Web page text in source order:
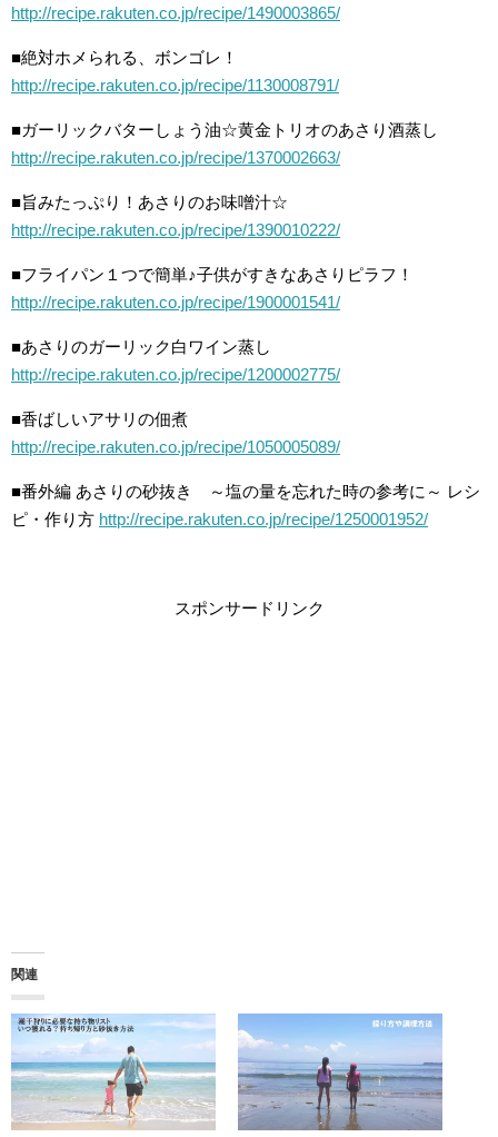
http://recipe.rakuten.co.jp/recipe/1490003865/
■絶対ホメられる、ボンゴレ！
http://recipe.rakuten.co.jp/recipe/1130008791/
■ガーリックバターしょう油☆黄金トリオのあさり酒蒸し
http://recipe.rakuten.co.jp/recipe/1370002663/
■旨みたっぷり！あさりのお味噌汁☆
http://recipe.rakuten.co.jp/recipe/1390010222/
■フライパン１つで簡単♪子供がすきなあさりピラフ！
http://recipe.rakuten.co.jp/recipe/1900001541/
■あさりのガーリック白ワイン蒸し
http://recipe.rakuten.co.jp/recipe/1200002775/
■香ばしいアサリの佃煮
http://recipe.rakuten.co.jp/recipe/1050005089/
■番外編 あさりの砂抜き ～塩の量を忘れた時の参考に～ レシ
ピ・作り方 http://recipe.rakuten.co.jp/recipe/1250001952/
スポンサードリンク
関連